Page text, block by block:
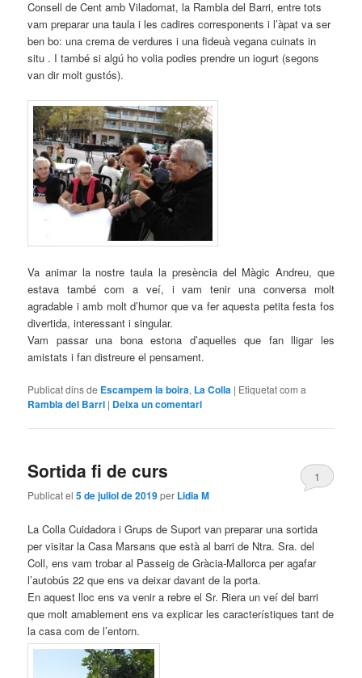
Consell de Cent amb Viladomat, la Rambla del Barri, entre tots
vam preparar una taula i les cadires corresponents i l’àpat va ser
ben bo: una crema de verdures i una fideuà vegana cuinats in
situ . I també si algú ho volia podies prendre un iogurt (segons
van dir molt gustós).
Va animar la nostre taula la presència del Màgic Andreu, que
estava també com a veí, i vam tenir una conversa molt
agradable i amb molt d’humor que va fer aquesta petita festa fos
divertida, interessant i singular.
Vam passar una bona estona d’aquelles que fan lligar les
amistats i fan distreure el pensament.
Publicat dins de Escampem la boira, La Colla | Etiquetat com a
Rambla del Barri | Deixa un comentari
Sortida fi de curs
Publicat el5 de juliol de 2019per Lidia M
1
La Colla Cuidadora i Grups de Suport van preparar una sortida
per visitar la Casa Marsans que està al barri de Ntra. Sra. del
Coll, ens vam trobar al Passeig de Gràcia-Mallorca per agafar
l’autobús 22 que ens va deixar davant de la porta.
En aquest lloc ens va venir a rebre el Sr. Riera un veí del barri
que molt amablement ens va explicar les característiques tant de
la casa com de l’entorn.